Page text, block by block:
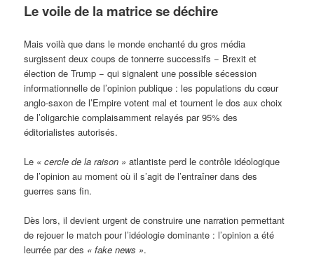
Le voile de la matrice se déchire
Mais voilà que dans le monde enchanté du gros média
surgissent deux coups de tonnerre successifs − Brexit et
élection de Trump − qui signalent une possible sécession
informationnelle de l’opinion publique : les populations du cœur
anglo-saxon de l’Empire votent mal et tournent le dos aux choix
de l’oligarchie complaisamment relayés par 95% des
éditorialistes autorisés.
Le « cercle de la raison » atlantiste perd le contrôle idéologique
de l’opinion au moment où il s’agit de l’entraîner dans des
guerres sans fin.
Dès lors, il devient urgent de construire une narration permettant
de rejouer le match pour l’idéologie dominante : l’opinion a été
leurrée par des «fake news ».